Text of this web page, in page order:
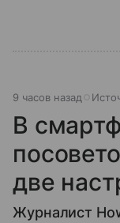
9 часов назад
В
две
Журналист